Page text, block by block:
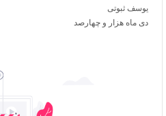
یوسف ثبوتی
دی ماه هزار و چهارصد